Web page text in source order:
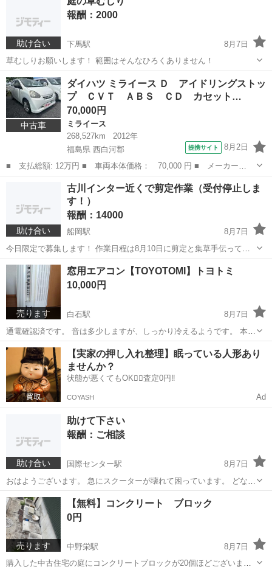
W120 H66㎝ （大体） ※小さな傷や汚れ有り 天板と足のセパレート
助け合い
報酬：2000
下馬駅
8月7日
草むしりお願いします！ 範囲はそんなひろくありません！
宮城 宮城郡 下馬駅 手伝って/助けて
中古車
ダイハツ ミライース Ｄ アイドリングストッ
プ ＣＶＴ ＡＢＳ ＣＤ カセット…
70,000円
ミライース
268,527km
2012年
福島県 西白河郡
提携サイト 8月2日
■ 支払総額: 12万円 ■ 車両本体価格： 70,000 円 ■ メーカー
名： ダイハツ ■ 車種名： ミライース ■ グレード名： Ｄ ア
イドリングストップ ＣＶＴ ＡＢＳ ＣＤ カセット アルミホイ
ール 衝突安全ボデ...
西白河郡 ミライース
助け合い
古川インター近くで剪定作業（受付停止しま
す！）
報酬：14000
船岡駅
8月7日
今日限定で募集します！ 作業日程は8月10日に剪定と集草手伝ってい
ただける方1名居ませんか？ 詳細はメッセージでお教えします。
宮城 柴田郡 船岡駅 手伝って/助けて
売ります
窓用エアコン【TOYOTOMI】トヨトミ
10,000円
白石駅
8月7日
通電確認済です。 音は多少しますが、しっかり冷えるようです。 本体
はキレイな状態に見えます。 窓設置枠にはゴム部分などに汚れあり。
もしかするとネジなど不足があるかもしれません。 冷房、ドライは確
認しましたが、タイマーなど細...
宮城 白石市 白石駅 季節、空調家電
助け合い
助けて下さい
報酬：ご相談
国際センター駅
8月7日
おはようございます。 急にスクーターが壊れて困っています。 どなた
か数日、数週間貸して頂きたいです。 勿論お支払します。 宜しくお願
いします。
宮城 仙台市 国際センター駅 貸して スクーター
売ります
【無料】コンクリート ブロック
0円
中野栄駅
8月7日
購入した中古住宅の庭にコンクリートブロックが20個ほどございま